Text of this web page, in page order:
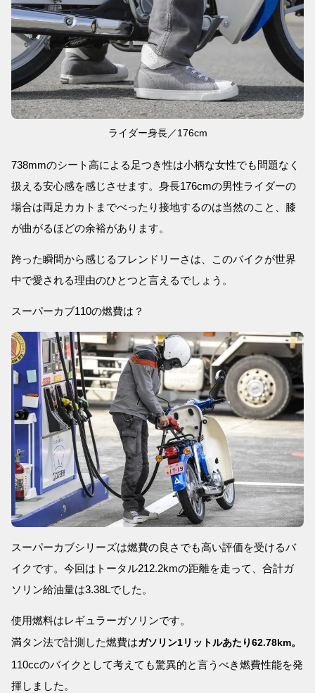
ライダー身長／176cm
738mmのシート高による足つき性は小柄な女性でも問題なく
扱える安心感を感じさせます。身長176cmの男性ライダーの
場合は両足カカトまでべったり接地するのは当然のこと、膝
が曲がるほどの余裕があります。
跨った瞬間から感じるフレンドリーさは、このバイクが世界
中で愛される理由のひとつと言えるでしょう。
スーパーカブ110の燃費は？
スーパーカブシリーズは燃費の良さでも高い評価を受けるバ
イクです。今回はトータル212.2kmの距離を走って、合計ガ
ソリン給油量は3.38Lでした。
使用燃料はレギュラーガソリンです。
満タン法で計測した燃費はガソリン1リットルあたり62.78km。
110ccのバイクとして考えても驚異的と言うべき燃費性能を発
揮しました。